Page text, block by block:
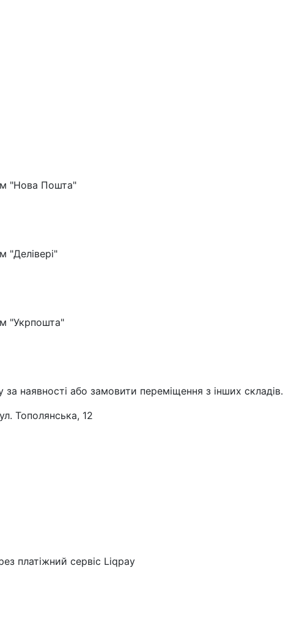
"Нова Пошта"
"Делівері"
"Укрпошта"
наявності або замовити переміщення з інших складів.
Тополянська, 12
платіжний сервіс Liqpay